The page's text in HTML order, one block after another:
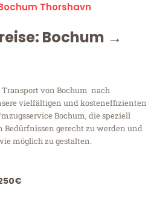
Thorshavn
Bochum →
von Bochum nach
vielfältigen und kosteneffizienten
Bochum, die speziell
Bedürfnissen gerecht zu werden und
möglich zu gestalten.